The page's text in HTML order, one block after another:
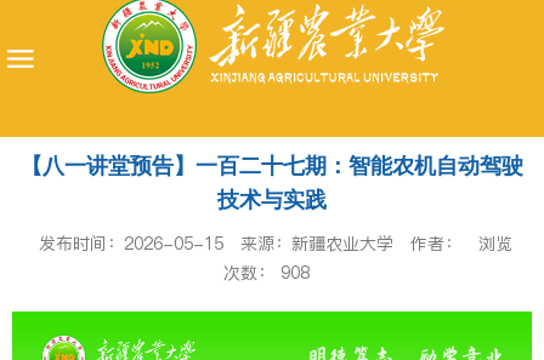
【八一讲堂预告】一百二十七期：智能农机自动驾驶
技术与实践
发布时间：2026-05-15
来源：新疆农业大学 作者：
浏览
次数：
908